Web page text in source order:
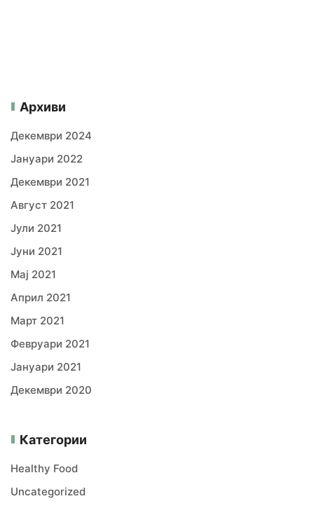
Архиви
Декември 2024
Јануари 2022
Декември 2021
Август 2021
Јули 2021
Јуни 2021
Мај 2021
Април 2021
Март 2021
Февруари 2021
Јануари 2021
Декември 2020
Категории
Healthy Food
Uncategorized